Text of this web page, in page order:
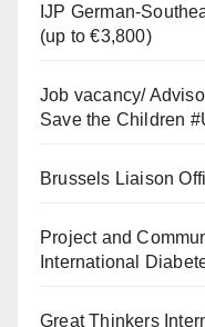
IJP German-
(up to €3,800)
Job vacancy/
Save the Children
Brussels Liaison
Project and
International
Great Thinkers